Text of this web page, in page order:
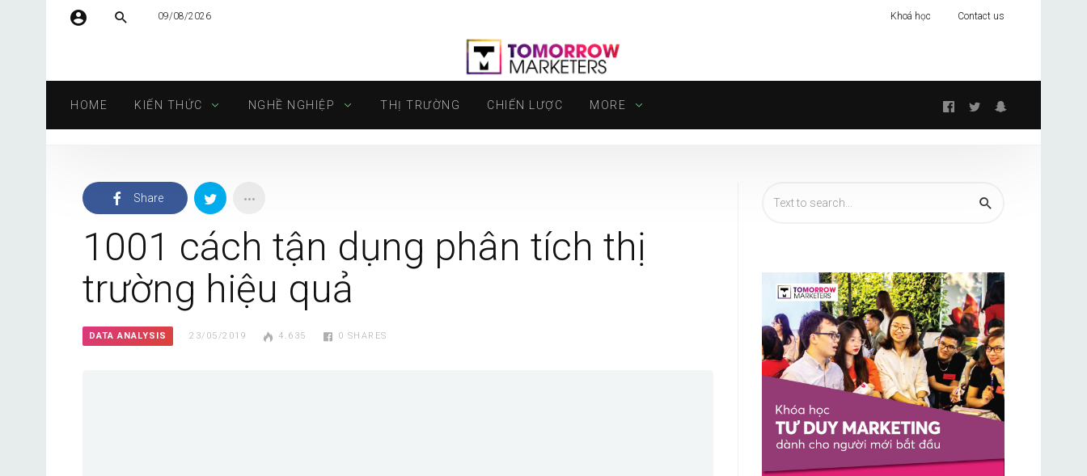
Mật khẩu
Tự động đăng nhập
09/08/2026 Khoá học Contact us
HOME KIẾN THỨC NGHỀ NGHIỆP THỊ TRƯỜNG CHIẾN LƯỢC MORE Follow
Share
1001 cách tận dụng phân tích thị
trường hiệu quả
DATA ANALYSIS 23/05/2019 4.635 0 SHARES